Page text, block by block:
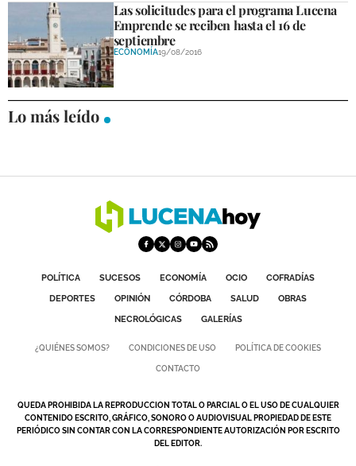
Las solicitudes para el programa Lucena
Emprende se reciben hasta el 16 de
septiembre
ECONOMÍA19/08/2016
Lo más leído
POLÍTICA SUCESOS ECONOMÍA OCIO
COFRADÍAS
DEPORTES
OPINIÓN CÓRDOBA SALUD
OBRAS
NECROLÓGICAS
GALERÍAS
¿QUIÉNES SOMOS? CONDICIONES DE USO POLÍTICA DE COOKIES
CONTACTO
QUEDA PROHIBIDA LA REPRODUCCION TOTAL O PARCIAL O EL USO DE CUALQUIER
CONTENIDO ESCRITO, GRÁFICO, SONORO O AUDIOVISUAL PROPIEDAD DE ESTE
PERIÓDICO SIN CONTAR CON LA CORRESPONDIENTE AUTORIZACIÓN POR ESCRITO
DEL EDITOR.